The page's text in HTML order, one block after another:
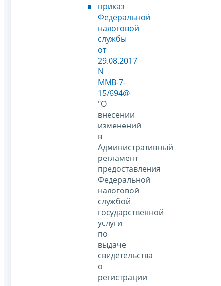
приказ
Федеральной
налоговой
службы
от
29.08.2017
N
ММВ-7-
15/694@
"О
внесении
изменений
в
Административный
регламент
предоставления
Федеральной
налоговой
службой
государственной
услуги
по
выдаче
свидетельства
о
регистрации